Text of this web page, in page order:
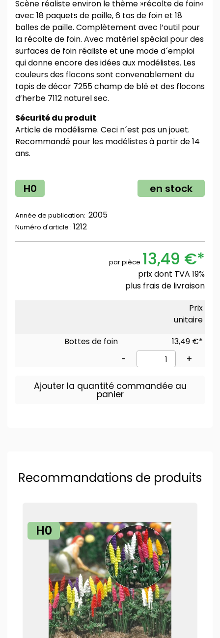
Scène réaliste environ le thème »récolte de foin«
avec 18 paquets de paille, 6 tas de foin et 18
balles de paille. Complètement avec l’outil pour
la récolte de foin. Avec matériel spécial pour des
surfaces de foin réaliste et une mode d´emploi
qui donne encore des idées aux modélistes. Les
couleurs des flocons sont convenablement du
tapis de décor 7255 champ de blé et des flocons
d’herbe 7112 naturel sec.
Sécurité du produit
Article de modélisme. Ceci n´est pas un jouet.
Recommandé pour les modélistes à partir de 14
ans.
H0 en stock
Année de publication: 2005
Numéro d'article : 1212
par pièce 13,49 €*
prix dont TVA 19%
plus frais de livraison
Prix
unitaire
Bottes de foin
13,49 €*
- +
Ajouter la quantité commandée au
panier
Recommandations de produits
H0